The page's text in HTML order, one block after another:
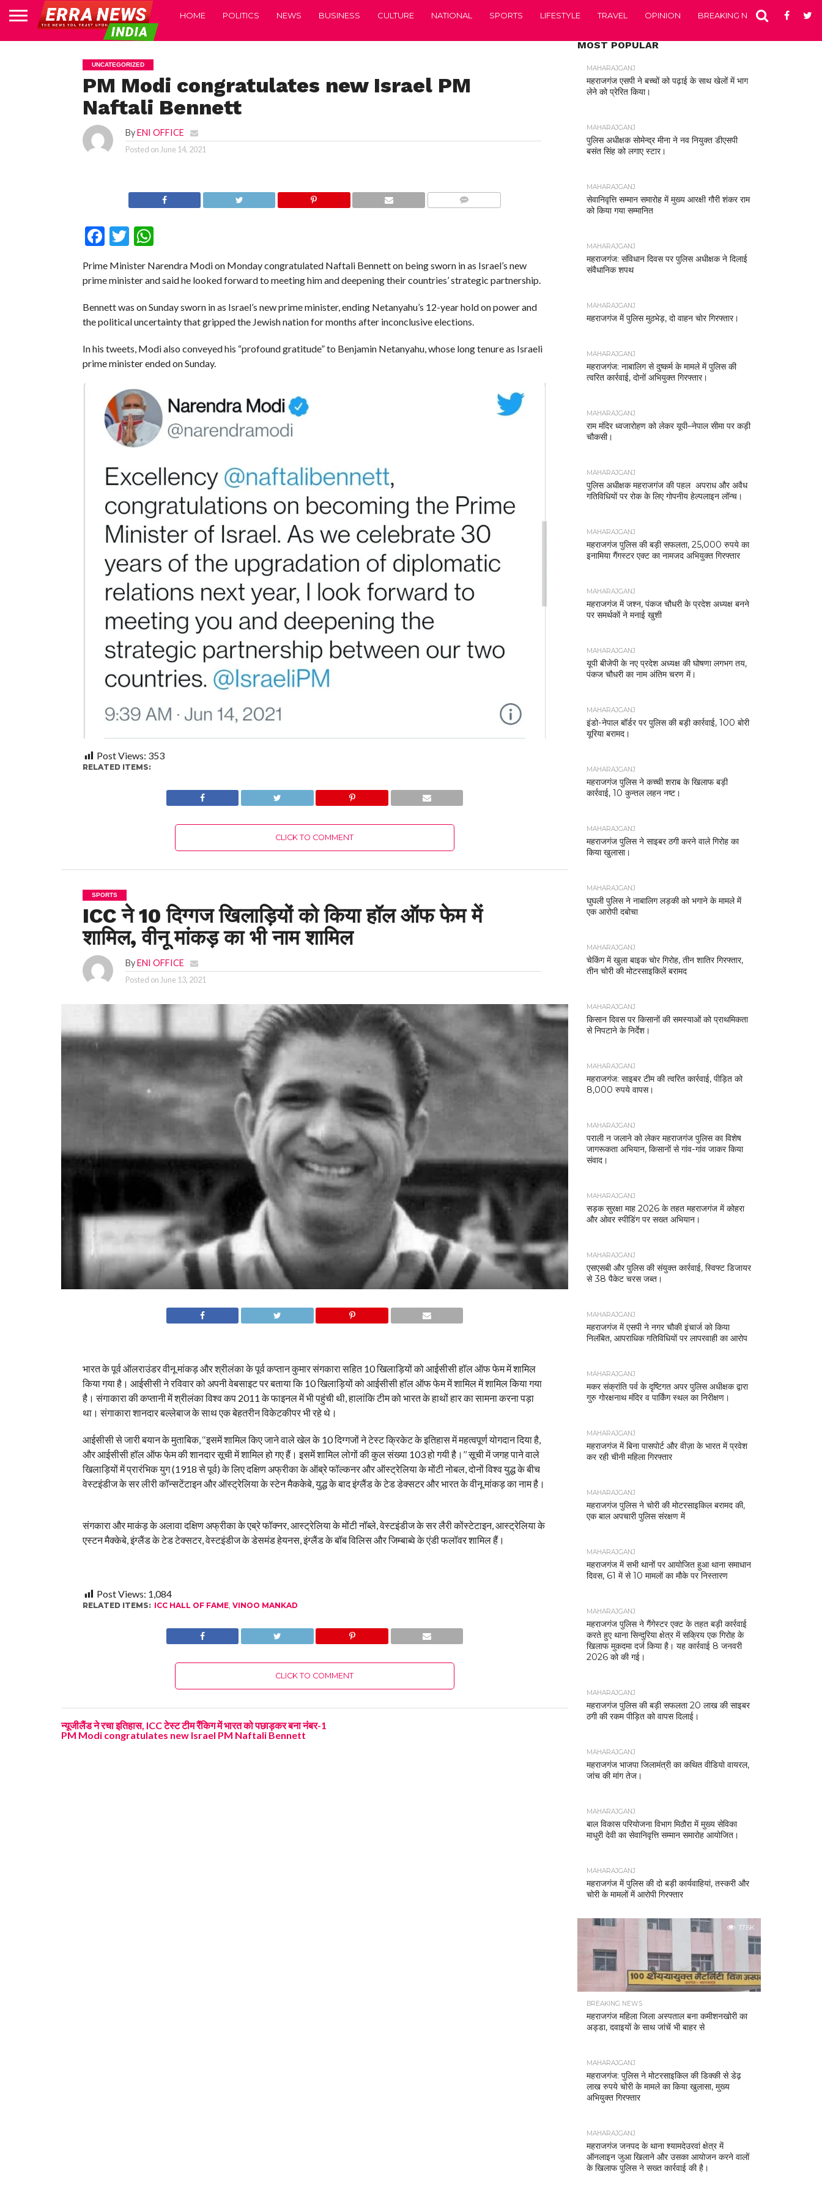
HOME POLITICS NEWS BUSINESS CULTURE NATIONAL SPORTS LIFESTYLE TRAVEL OPINION BREAKING NEWS
UNCATEGORIZED
PM Modi congratulates new Israel PM
Naftali Bennett
ByENI OFFICE
Posted on June 14, 2021
Facebook
Twitter
WhatsApp
Prime Minister Narendra Modi on Monday congratulated Naftali Bennett on being sworn in as Israel’s new
prime minister and said he looked forward to meeting him and deepening their countries’ strategic partnership.
Bennett was on Sunday sworn in as Israel’s new prime minister, ending Netanyahu’s 12-year hold on power and
the political uncertainty that gripped the Jewish nation for months after inconclusive elections.
In his tweets, Modi also conveyed his “profound gratitude” to Benjamin Netanyahu, whose long tenure as Israeli
prime minister ended on Sunday.
Post Views: 353
RELATED ITEMS:
CLICK TO COMMENT
SPORTS
ICC ने 10 दिग्गज खिलाड़ियों को किया हॉल ऑफ फेम में
शामिल, वीनू मांकड़ का भी नाम शामिल
ByENI OFFICE
Posted on June 13, 2021
भारत के पूर्व ऑलराउंडर वीनू मांकड़ और श्रीलंका के पूर्व कप्तान कुमार संगकारा सहित 10 खिलाड़ियों को आईसीसी हॉल ऑफ फेम में शामिल
किया गया है। आईसीसी ने रविवार को अपनी वेबसाइट पर बताया कि 10 खिलाड़ियों को आईसीसी हॉल ऑफ फेम में शामिल में शामिल किया गया
है। संगाकारा की कप्तानी में श्रीलंका विश्व कप 2011 के फाइनल में भी पहुंची थी, हालांकि टीम को भारत के हाथों हार का सामना करना पड़ा
था। संगाकारा शानदार बल्लेबाज के साथ एक बेहतरीन विकेटकीपर भी रहे थे।
आईसीसी से जारी बयान के मुताबिक, ‘‘इसमें शामिल किए जाने वाले खेल के 10 दिग्गजों ने टेस्ट क्रिकेट के इतिहास में महत्वपूर्ण योगदान दिया है,
और आईसीसी हॉल ऑफ फेम की शानदार सूची में शामिल हो गए हैं। इसमें शामिल लोगों की कुल संख्या 103 हो गयी है।’’ सूची में जगह पाने वाले
खिलाड़ियों में प्रारंभिक युग (1918 से पूर्व) के लिए दक्षिण अफ्रीका के ऑब्रे फॉल्कनर और ऑस्ट्रेलिया के मोंटी नोबल, दोनों विश्व युद्ध के बीच
वेस्टइंडीज के सर लीरी कॉन्सटेंटाइन और ऑस्ट्रेलिया के स्टेन मैककेबे, युद्ध के बाद इंग्लैंड के टेड डेक्सटर और भारत के वीनू मांकड़ का नाम है।
संगकारा और माकंड़ के अलावा दक्षिण अफ्रीका के एब्रे फॉक्नर, आस्ट्रेलिया के मोंटी नॉब्ले, वेस्टइंडीज के सर लैरी कोंस्टेटाइन, आस्ट्रेलिया के
एस्टन मैक्केबे, इंग्लैंड के टेड टेक्सटर, वेस्टइंडीज के डेसमंड हेयनस, इंग्लैंड के बॉब विलिस और जिम्बाब्वे के एंडी फलॉवर शामिल हैं।
Post Views: 1,084
RELATED ITEMS: ICC HALL OF FAME, VINOO MANKAD
CLICK TO COMMENT
न्यूजीलैंड ने रचा इतिहास, ICC टेस्ट टीम रैंकिग में भारत को पछाड़कर बना नंबर-1
PM Modi congratulates new Israel PM Naftali Bennett
MOST POPULAR
MAHARAJGANJ
महराजगंज एसपी ने बच्चों को पढ़ाई के साथ खेलों में भाग
लेने को प्रेरित किया।
MAHARAJGANJ
पुलिस अधीक्षक सोमेन्द्र मीना ने नव नियुक्त डीएसपी
बसंत सिंह को लगाए स्टार।
MAHARAJGANJ
सेवानिवृत्ति सम्मान समारोह में मुख्य आरक्षी गौरी शंकर राम
को किया गया सम्मानित
MAHARAJGANJ
महराजगंज: संविधान दिवस पर पुलिस अधीक्षक ने दिलाई
संवैधानिक शपथ
MAHARAJGANJ
महराजगंज में पुलिस मुठभेड़, दो वाहन चोर गिरफ्तार।
MAHARAJGANJ
महराजगंज: नाबालिग से दुष्कर्म के मामले में पुलिस की
त्वरित कार्रवाई, दोनों अभियुक्त गिरफ्तार।
MAHARAJGANJ
राम मंदिर ध्वजारोहण को लेकर यूपी–नेपाल सीमा पर कड़ी
चौकसी।
MAHARAJGANJ
पुलिस अधीक्षक महराजगंज की पहल अपराध और अवैध
गतिविधियों पर रोक के लिए गोपनीय हेल्पलाइन लॉन्च।
MAHARAJGANJ
महराजगंज पुलिस की बड़ी सफलता, 25,000 रुपये का
इनामिया गैंगस्टर एक्ट का नामजद अभियुक्त गिरफ्तार
MAHARAJGANJ
महराजगंज में जश्न, पंकज चौधरी के प्रदेश अध्यक्ष बनने
पर समर्थकों ने मनाई खुशी
MAHARAJGANJ
यूपी बीजेपी के नए प्रदेश अध्यक्ष की घोषणा लगभग तय,
पंकज चौधरी का नाम अंतिम चरण में।
MAHARAJGANJ
इंडो-नेपाल बॉर्डर पर पुलिस की बड़ी कार्रवाई, 100 बोरी
यूरिया बरामद।
MAHARAJGANJ
महराजगंज पुलिस ने कच्ची शराब के खिलाफ बड़ी
कार्रवाई, 10 कुन्तल लहन नष्ट।
MAHARAJGANJ
महराजगंज पुलिस ने साइबर ठगी करने वाले गिरोह का
किया खुलासा।
MAHARAJGANJ
घुघली पुलिस ने नाबालिग लड़की को भगाने के मामले में
एक आरोपी दबोचा
MAHARAJGANJ
चेकिंग में खुला बाइक चोर गिरोह, तीन शातिर गिरफ्तार,
तीन चोरी की मोटरसाइकिलें बरामद
MAHARAJGANJ
किसान दिवस पर किसानों की समस्याओं को प्राथमिकता
से निपटाने के निर्देश।
MAHARAJGANJ
महराजगंज: साइबर टीम की त्वरित कार्रवाई, पीड़ित को
8,000 रुपये वापस।
MAHARAJGANJ
पराली न जलाने को लेकर महराजगंज पुलिस का विशेष
जागरूकता अभियान, किसानों से गांव-गांव जाकर किया
संवाद।
MAHARAJGANJ
सड़क सुरक्षा माह 2026 के तहत महराजगंज में कोहरा
और ओवर स्पीडिंग पर सख्त अभियान।
MAHARAJGANJ
एसएसबी और पुलिस की संयुक्त कार्रवाई, स्विफ्ट डिजायर
से 38 पैकेट चरस जब्त।
MAHARAJGANJ
महराजगंज में एसपी ने नगर चौकी इंचार्ज को किया
निलंबित, आपराधिक गतिविधियों पर लापरवाही का आरोप
MAHARAJGANJ
मकर संक्रांति पर्व के दृष्टिगत अपर पुलिस अधीक्षक द्वारा
गुरु गोरक्षनाथ मंदिर व पार्किंग स्थल का निरीक्षण।
MAHARAJGANJ
महराजगंज में बिना पासपोर्ट और वीज़ा के भारत में प्रवेश
कर रही चीनी महिला गिरफ्तार
MAHARAJGANJ
महराजगंज पुलिस ने चोरी की मोटरसाइकिल बरामद की,
एक बाल अपचारी पुलिस संरक्षण में
MAHARAJGANJ
महराजगंज में सभी थानों पर आयोजित हुआ थाना समाधान
दिवस, 61 में से 10 मामलों का मौके पर निस्तारण
MAHARAJGANJ
महराजगंज पुलिस ने गैंगेस्टर एक्ट के तहत बड़ी कार्रवाई
करते हुए थाना सिन्दुरिया क्षेत्र में सक्रिय एक गिरोह के
खिलाफ मुकदमा दर्ज किया है। यह कार्रवाई 8 जनवरी
2026 को की गई।
MAHARAJGANJ
महराजगंज पुलिस की बड़ी सफलता 20 लाख की साइबर
ठगी की रकम पीड़ित को वापस दिलाई।
MAHARAJGANJ
महराजगंज भाजपा जिलामंत्री का कथित वीडियो वायरल,
जांच की मांग तेज।
MAHARAJGANJ
बाल विकास परियोजना विभाग मिठौरा में मुख्य सेविका
माधुरी देवी का सेवानिवृत्ति सम्मान समारोह आयोजित।
MAHARAJGANJ
महराजगंज में पुलिस की दो बड़ी कार्यवाहियां, तस्करी और
चोरी के मामलों में आरोपी गिरफ्तार
17.6K
BREAKING NEWS
महराजगंज महिला जिला अस्पताल बना कमीशनखोरी का
अड्डा, दवाइयों के साथ जांचें भी बाहर से
MAHARAJGANJ
महराजगंज: पुलिस ने मोटरसाइकिल की डिक्की से डेढ़
लाख रुपये चोरी के मामले का किया खुलासा, मुख्य
अभियुक्त गिरफ्तार
MAHARAJGANJ
महराजगंज जनपद के थाना श्यामदेउरवां क्षेत्र में
ऑनलाइन जुआ खिलाने और उसका आयोजन करने वालों
के खिलाफ पुलिस ने सख्त कार्रवाई की है।